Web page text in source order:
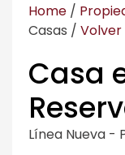
Home /
Casas / Volver
Casa
Línea Nueva -